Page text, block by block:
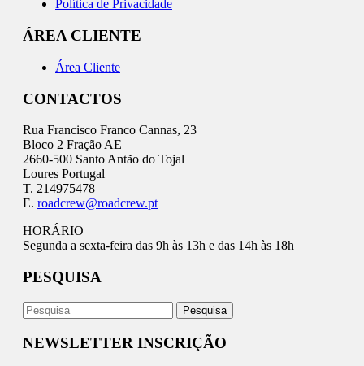
Política de Privacidade
ÁREA CLIENTE
Área Cliente
CONTACTOS
Rua Francisco Franco Cannas, 23
Bloco 2 Fração AE
2660-500 Santo Antão do Tojal
Loures Portugal
T. 214975478
E. roadcrew@roadcrew.pt
HORÁRIO
Segunda a sexta-feira das 9h às 13h e das 14h às 18h
PESQUISA
NEWSLETTER INSCRIÇÃO